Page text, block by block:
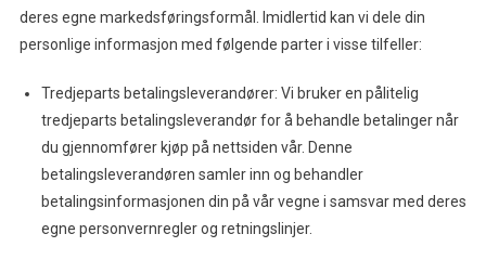
deres egne markedsføringsformål. Imidlertid kan vi dele din
personlige informasjon med følgende parter i visse tilfeller:
Tredjeparts betalingsleverandører: Vi bruker en pålitelig
tredjeparts betalingsleverandør for å behandle betalinger når
du gjennomfører kjøp på nettsiden vår. Denne
betalingsleverandøren samler inn og behandler
betalingsinformasjonen din på vår vegne i samsvar med deres
egne personvernregler og retningslinjer.